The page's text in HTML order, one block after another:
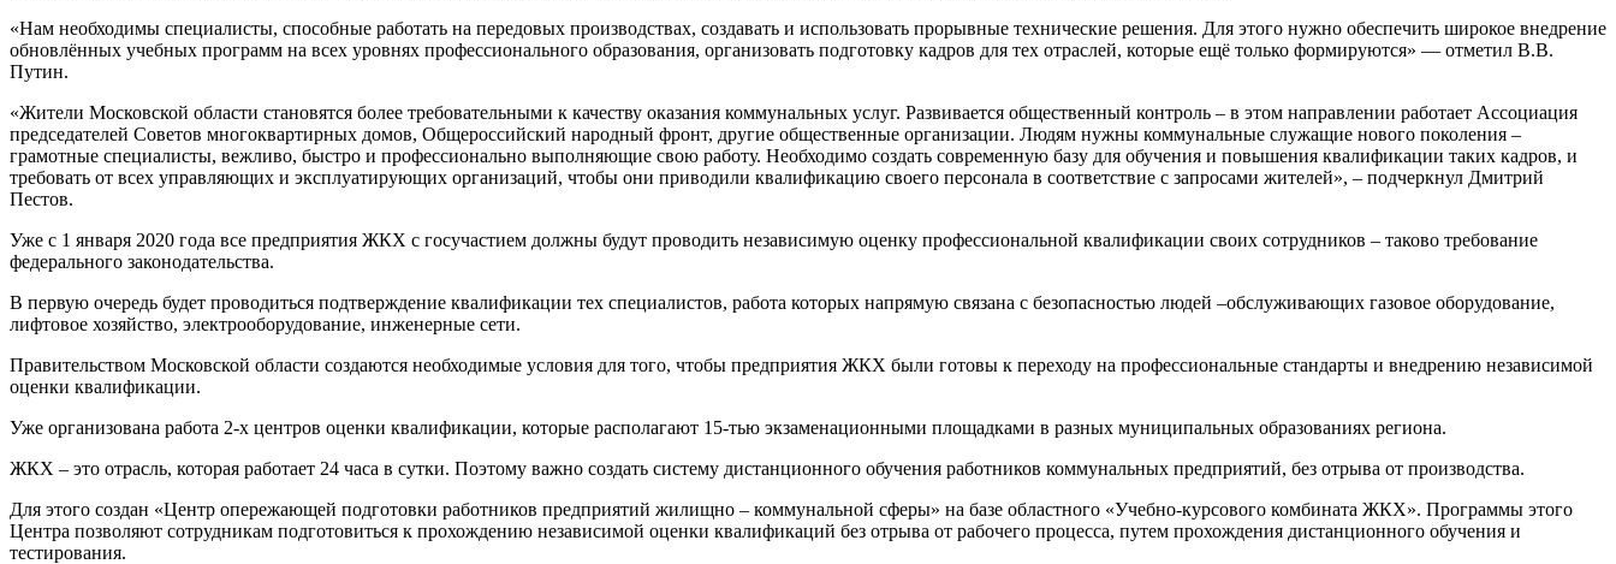
«Нам необходимы специалисты, способные работать на передовых производствах, создавать и использовать прорывные технические решения. Для этого нужно обеспечить широкое внедрение
обновлённых учебных программ на всех уровнях профессионального образования, организовать подготовку кадров для тех отраслей, которые ещё только формируются» — отметил В.В.
Путин.
«Жители Московской области становятся более требовательными к качеству оказания коммунальных услуг. Развивается общественный контроль – в этом направлении работает Ассоциация
председателей Советов многоквартирных домов, Общероссийский народный фронт, другие общественные организации. Людям нужны коммунальные служащие нового поколения –
грамотные специалисты, вежливо, быстро и профессионально выполняющие свою работу. Необходимо создать современную базу для обучения и повышения квалификации таких кадров, и
требовать от всех управляющих и эксплуатирующих организаций, чтобы они приводили квалификацию своего персонала в соответствие с запросами жителей», – подчеркнул Дмитрий
Пестов.
Уже с 1 января 2020 года все предприятия ЖКХ с госучастием должны будут проводить независимую оценку профессиональной квалификации своих сотрудников – таково требование
федерального законодательства.
В первую очередь будет проводиться подтверждение квалификации тех специалистов, работа которых напрямую связана с безопасностью людей –обслуживающих газовое оборудование,
лифтовое хозяйство, электрооборудование, инженерные сети.
Правительством Московской области создаются необходимые условия для того, чтобы предприятия ЖКХ были готовы к переходу на профессиональные стандарты и внедрению независимой
оценки квалификации.
Уже организована работа 2-х центров оценки квалификации, которые располагают 15-тью экзаменационными площадками в разных муниципальных образованиях региона.
ЖКХ – это отрасль, которая работает 24 часа в сутки. Поэтому важно создать систему дистанционного обучения работников коммунальных предприятий, без отрыва от производства.
Для этого создан «Центр опережающей подготовки работников предприятий жилищно – коммунальной сферы» на базе областного «Учебно-курсового комбината ЖКХ». Программы этого
Центра позволяют сотрудникам подготовиться к прохождению независимой оценки квалификаций без отрыва от рабочего процесса, путем прохождения дистанционного обучения и
тестирования.